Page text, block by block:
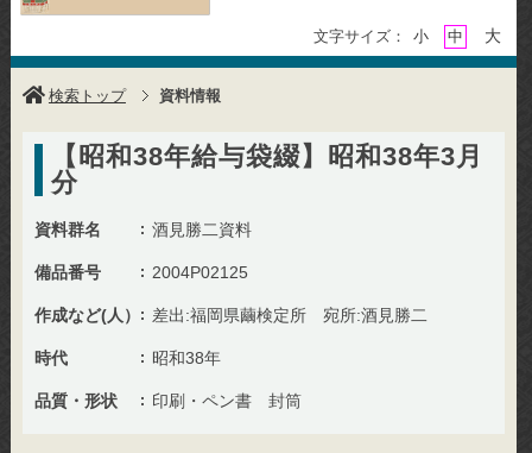
文字サイズ： 小 中 大
検索トップ 資料情報
【昭和38年給与袋綴】昭和38年3月
分
資料群名 酒見勝二資料
備品番号 2004P02125
作成など(人） 差出:福岡県繭検定所 宛所:酒見勝二
時代 昭和38年
品質・形状 印刷・ペン書 封筒